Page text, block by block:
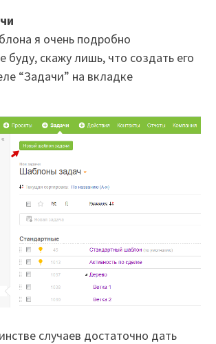
я очень подробно
буду, скажу лишь, что создать его
“Задачи” на вкладке
случаев достаточно дать